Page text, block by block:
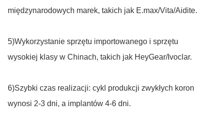
międzynarodowych marek, takich jak E.max/Vita/Aidite.
5)Wykorzystanie sprzętu importowanego i sprzętu
wysokiej klasy w Chinach, takich jak HeyGear/Ivoclar.
6)Szybki czas realizacji: cykl produkcji zwykłych koron
wynosi 2-3 dni, a implantów 4-6 dni.